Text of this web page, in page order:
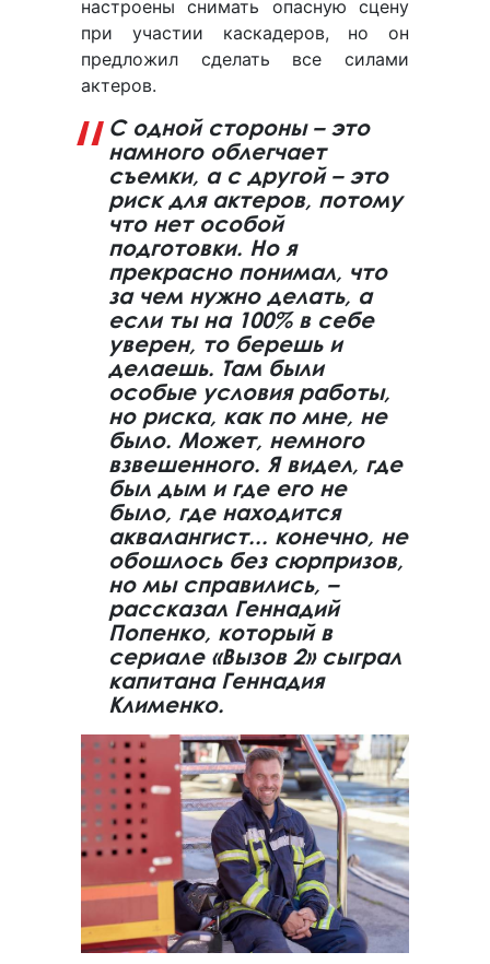
настроены снимать опасную сцену
при участии каскадеров, но он
предложил сделать все силами
актеров.
С одной стороны – это
намного облегчает
съемки, а с другой – это
риск для актеров, потому
что нет особой
подготовки. Но я
прекрасно понимал, что
за чем нужно делать, а
если ты на 100% в себе
уверен, то берешь и
делаешь. Там были
особые условия работы,
но риска, как по мне, не
было. Может, немного
взвешенного. Я видел, где
был дым и где его не
было, где находится
аквалангист... конечно, не
обошлось без сюрпризов,
но мы справились, –
рассказал Геннадий
Попенко, который в
сериале «Вызов 2» сыграл
капитана Геннадия
Клименко.